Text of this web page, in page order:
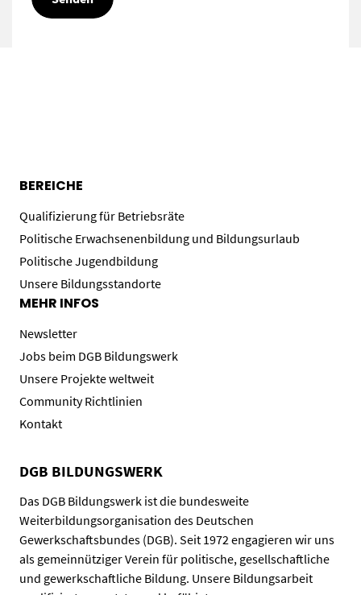
DGB BILDUNGSWERK
Das DGB Bildungswerk ist die bundesweite
Weiterbildungsorganisation des Deutschen
Gewerkschaftsbundes (DGB). Seit 1972 engagieren wir uns
als gemeinnütziger Verein für politische, gesellschaftliche
und gewerkschaftliche Bildung. Unsere Bildungsarbeit
BEREICHE
Qualifizierung für Betriebsräte
Politische Erwachsenenbildung und Bildungsurlaub
Politische Jugendbildung
Unsere Bildungsstandorte
MEHR INFOS
Newsletter
Jobs beim DGB Bildungswerk
Unsere Projekte weltweit
Community Richtlinien
Kontakt